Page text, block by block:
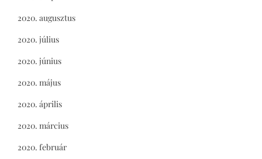
2020. augusztus
2020. július
2020. június
2020. május
2020. április
2020. március
2020. február